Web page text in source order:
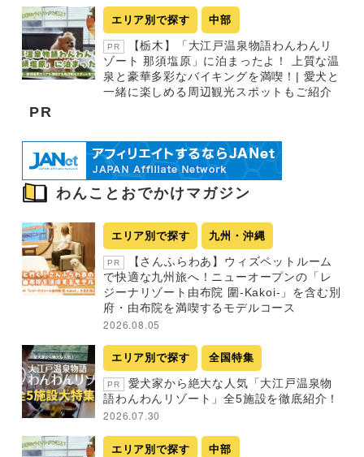
エリア別で探す 中部
PR
【栃木】「大江戸温泉物語わんわんリ
ゾート 那須塩原」に泊まったよ！ 上質な温
泉と豪華多彩なバイキングを満喫！| 愛犬と
一緒に楽しめる周辺観光スポットもご紹介
PR
わんことおでかけマガジン
エリア別で探す 九州・沖縄
PR
【さんふらわあ】ウィズペットルーム
で快適な九州旅へ！ニューオープンの「レ
ジーナリゾート由布院 圍-Kakoi-」を含む別
府・由布院を満喫するモデルコース
2026.08.05
エリア別で探す 全国特集
PR
愛犬家から絶大な人気「大江戸温泉物
語わんわんリゾート」全5施設を徹底紹介！
2026.07.30
エリア別で探す 中部